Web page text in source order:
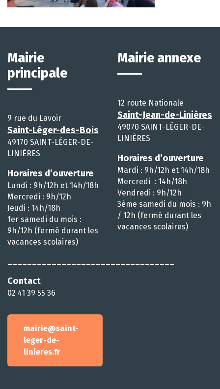
Mairie
principale
9 rue du Lavoir
Saint-Léger-des-Bois
49170 SAINT-LÉGER-DE-
LINIÈRES
Horaires d’ouverture
Lundi : 9h/12h et 14h/18h
Mercredi : 9h/12h
Jeudi : 14h/18h
1er samedi du mois :
9h/12h (fermé durant les
vacances scolaires)
Contact
02 41 39 55 36
mairie@saint-
leger-de-
linieres.fr
Mairie annexe
12 route Nationale
Saint-Jean-de-Linières
49070 SAINT-LÉGER-DE-
LINIÈRES
Horaires d’ouverture
Mardi : 9h/12h et 14h/18h
Mercredi : 14h/18h
Vendredi : 9h/12h
3ème samedi du mois : 9h
/ 12h (fermé durant les
vacances scolaires)